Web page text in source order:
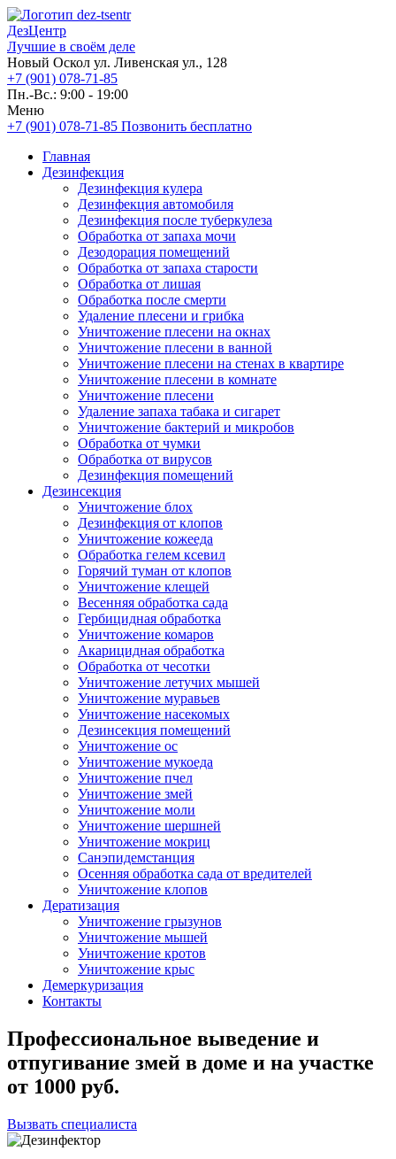
ДезЦентр
Лучшие в своём деле
Новый Оскол ул. Ливенская ул., 128
+7 (901) 078-71-85
Пн.-Вс.: 9:00 - 19:00
Меню
+7 (901) 078-71-85 Позвонить бесплатно
Главная
Дезинфекция
Дезинфекция кулера
Дезинфекция автомобиля
Дезинфекция после туберкулеза
Обработка от запаха мочи
Дезодорация помещений
Обработка от запаха старости
Обработка от лишая
Обработка после смерти
Удаление плесени и грибка
Уничтожение плесени на окнах
Уничтожение плесени в ванной
Уничтожение плесени на стенах в квартире
Уничтожение плесени в комнате
Уничтожение плесени
Удаление запаха табака и сигарет
Уничтожение бактерий и микробов
Обработка от чумки
Обработка от вирусов
Дезинфекция помещений
Дезинсекция
Уничтожение блох
Дезинфекция от клопов
Уничтожение кожееда
Обработка гелем ксевил
Горячий туман от клопов
Уничтожение клещей
Весенняя обработка сада
Гербицидная обработка
Уничтожение комаров
Акарицидная обработка
Обработка от чесотки
Уничтожение летучих мышей
Уничтожение муравьев
Уничтожение насекомых
Дезинсекция помещений
Уничтожение ос
Уничтожение мукоеда
Уничтожение пчел
Уничтожение змей
Уничтожение моли
Уничтожение шершней
Уничтожение мокриц
Санэпидемстанция
Осенняя обработка сада от вредителей
Уничтожение клопов
Дератизация
Уничтожение грызунов
Уничтожение мышей
Уничтожение кротов
Уничтожение крыс
Демеркуризация
Контакты
Профессиональное выведение и
отпугивание змей в доме и на участке
от 1000 руб.
Вызвать специалиста